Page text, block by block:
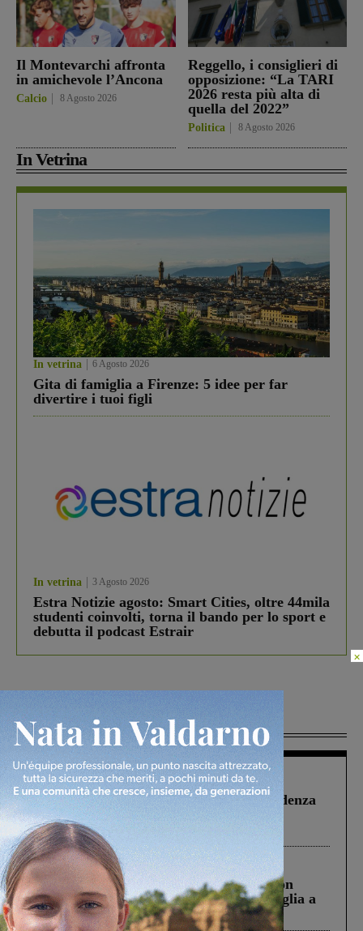
Il Montevarchi affronta
in amichevole l’Ancona
Calcio 8 Agosto 2026
Reggello, i consiglieri di
opposizione: “La TARI
2026 resta più alta di
quella del 2022”
Politica 8 Agosto 2026
In Vetrina
In vetrina 6 Agosto 2026
Gita di famiglia a Firenze: 5 idee per far
divertire i tuoi figli
In vetrina 3 Agosto 2026
Estra Notizie agosto: Smart Cities, oltre 44mila
studenti coinvolti, torna il bando per lo sport e
debutta il podcast Estrair
Più lette
Figline Incisa Valdarno 1 Agosto 2026
Piscina di Figline finanziata oltre la scadenza
Pnrr, il gruppo di Fratelli d’Italia: “Un
ringraziamento al Governo”
Cronaca 3 Agosto 2026
Scomparso da una struttura di Castiglion
Fiorentino l’uomo che aveva ucciso la figlia a
Levane nel 2020
×